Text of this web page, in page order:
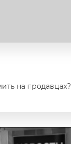
на продавцах?